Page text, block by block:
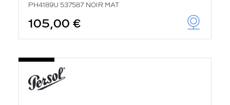
PH4189U 537587 NOIR MAT
105,00 €